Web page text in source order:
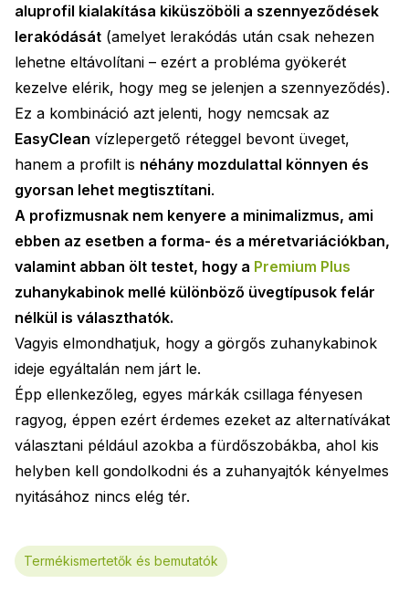
aluprofil kialakítása kiküszöböli a szennyeződések
lerakódását (amelyet lerakódás után csak nehezen
lehetne eltávolítani – ezért a probléma gyökerét
kezelve elérik, hogy meg se jelenjen a szennyeződés).
Ez a kombináció azt jelenti, hogy nemcsak az
EasyClean vízlepergető réteggel bevont üveget,
hanem a profilt is néhány mozdulattal könnyen és
gyorsan lehet megtisztítani.
A profizmusnak nem kenyere a minimalizmus, ami
ebben az esetben a forma- és a méretvariációkban,
valamint abban ölt testet, hogy a Premium Plus
zuhanykabinok mellé különböző üvegtípusok felár
nélkül is választhatók.
Vagyis elmondhatjuk, hogy a görgős zuhanykabinok
ideje egyáltalán nem járt le.
Épp ellenkezőleg, egyes márkák csillaga fényesen
ragyog, éppen ezért érdemes ezeket az alternatívákat
választani például azokba a fürdőszobákba, ahol kis
helyben kell gondolkodni és a zuhanyajtók kényelmes
nyitásához nincs elég tér.
Termékismertetők és bemutatók